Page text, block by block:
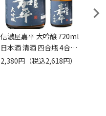
信濃屋嘉平 大吟醸 720ml
日本酒 清酒 四合瓶 4合瓶
長野県 新入荷 [長S]
2,380円 （税込2,618円）